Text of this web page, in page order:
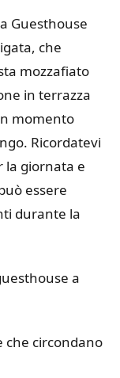
Guesthouse
che
mozzafiato
in terrazza
momento
Ricordatevi
la giornata e
essere
durante la
a
che circondano